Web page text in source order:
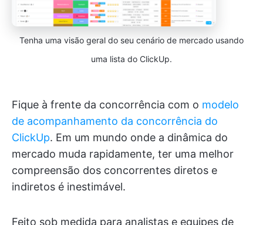
Tenha uma visão geral do seu cenário de mercado usando
uma lista do ClickUp.
Fique à frente da concorrência com o modelo
de acompanhamento da concorrência do
ClickUp. Em um mundo onde a dinâmica do
mercado muda rapidamente, ter uma melhor
compreensão dos concorrentes diretos e
indiretos é inestimável.
Feito sob medida para analistas e equipes de